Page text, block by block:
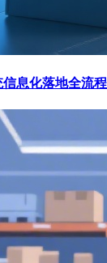
息化落地全流